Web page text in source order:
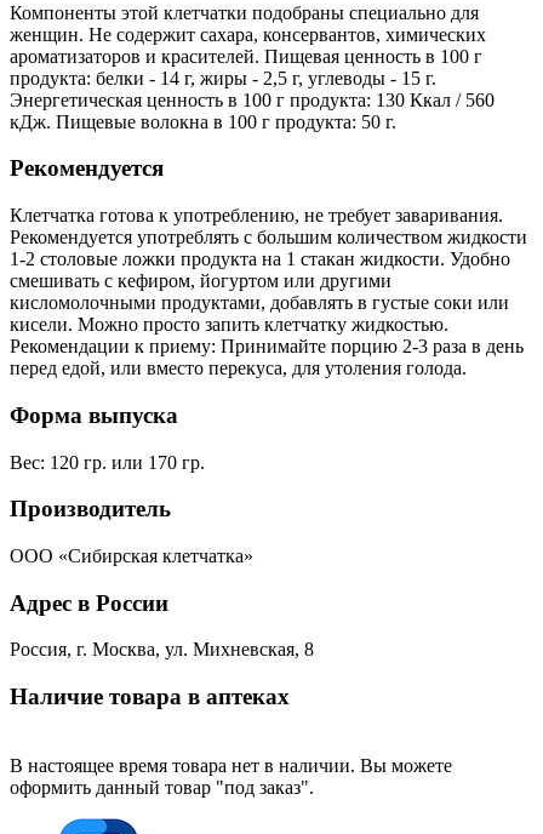
Компоненты этой клетчатки подобраны специально для
женщин. Не содержит сахара, консервантов, химических
ароматизаторов и красителей. Пищевая ценность в 100 г
продукта: белки - 14 г, жиры - 2,5 г, углеводы - 15 г.
Энергетическая ценность в 100 г продукта: 130 Ккал / 560
кДж. Пищевые волокна в 100 г продукта: 50 г.
Рекомендуется
Клетчатка готова к употреблению, не требует заваривания.
Рекомендуется употреблять с большим количеством жидкости
1-2 столовые ложки продукта на 1 стакан жидкости. Удобно
смешивать с кефиром, йогуртом или другими
кисломолочными продуктами, добавлять в густые соки или
кисели. Можно просто запить клетчатку жидкостью.
Рекомендации к приему: Принимайте порцию 2-3 раза в день
перед едой, или вместо перекуса, для утоления голода.
Форма выпуска
Вес: 120 гр. или 170 гр.
Производитель
ООО «Сибирская клетчатка»
Адрес в России
Россия, г. Москва, ул. Михневская, 8
Наличие товара в аптеках
В настоящее время товара нет в наличии. Вы можете
оформить данный товар "под заказ".